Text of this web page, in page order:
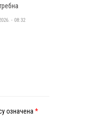
- 08:32
означена *